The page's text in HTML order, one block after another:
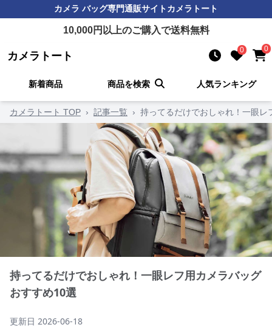
カメラ バッグ専門通販サイトカメラトート
10,000円以上のご購入で送料無料
カメラトート 0 0
新着商品 商品を検索 人気ランキング
カメラトート TOP › 記事一覧 › 持ってるだけでおしゃれ！一眼
持ってるだけでおしゃれ！一眼レフ用カメラバッグ
おすすめ10選
更新日 2026-06-18